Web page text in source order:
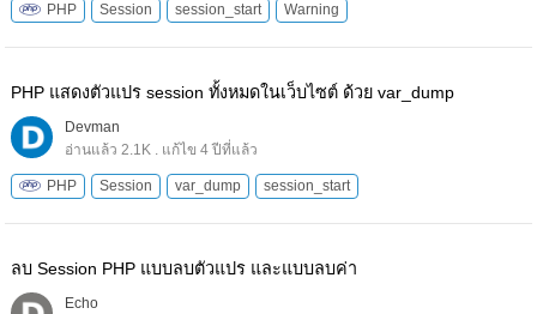
PHP Session session_start Warning
PHP แสดงตัวแปร session ทั้งหมดในเว็บไซต์ ด้วย var_dump
Devman
อ่านแล้ว 2.1K . แก้ไข 4 ปีที่แล้ว
PHP Session var_dump session_start
ลบ Session PHP แบบลบตัวแปร และแบบลบค่า
Echo